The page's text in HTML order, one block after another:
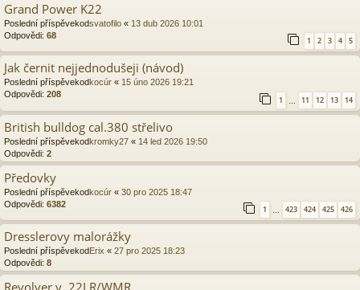
Grand Power K22
Poslední příspěvekodsvatofilo « 13 dub 2026 10:01
Odpovědi: 68
1 2 3 4 5
Jak černit nejjednodušeji (návod)
Poslední příspěvekodkocúr « 15 úno 2026 19:21
Odpovědi: 208
1 11 12 13 14
British bulldog cal.380 střelivo
Poslední příspěvekodkromky27 « 14 led 2026 19:50
Odpovědi: 2
Předovky
Poslední příspěvekodkocúr « 30 pro 2025 18:47
Odpovědi: 6382
1 423 424 425 426
Dresslerovy malorážky
Poslední příspěvekodErix « 27 pro 2025 18:23
Odpovědi: 8
Revolver v .22LR/WMR